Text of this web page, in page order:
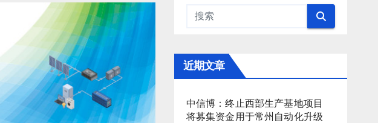
近期文章
中信博：终止西部生产基地项目
将募集资金用于常州自动化升级